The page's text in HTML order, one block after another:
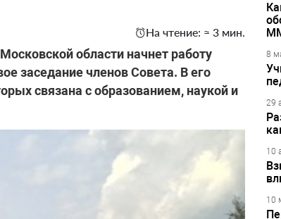
На чтение: ≈ 3 мин.
области начнет работу
заседание членов Совета. В его
связана с образованием, наукой и
8
29
10
10